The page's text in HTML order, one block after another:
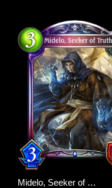
Midelo, Seeker of Truths